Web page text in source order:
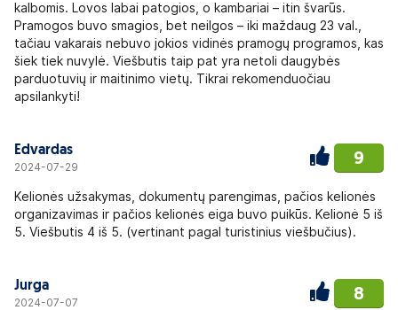
kalbomis. Lovos labai patogios, o kambariai – itin švarūs.
Pramogos buvo smagios, bet neilgos – iki maždaug 23 val.,
tačiau vakarais nebuvo jokios vidinės pramogų programos, kas
šiek tiek nuvylė. Viešbutis taip pat yra netoli daugybės
parduotuvių ir maitinimo vietų. Tikrai rekomenduočiau
apsilankyti!
Edvardas
2024-07-29 9
Kelionės užsakymas, dokumentų parengimas, pačios kelionės
organizavimas ir pačios kelionės eiga buvo puikūs. Kelionė 5 iš
5. Viešbutis 4 iš 5. (vertinant pagal turistinius viešbučius).
Jurga
2024-07-07 8